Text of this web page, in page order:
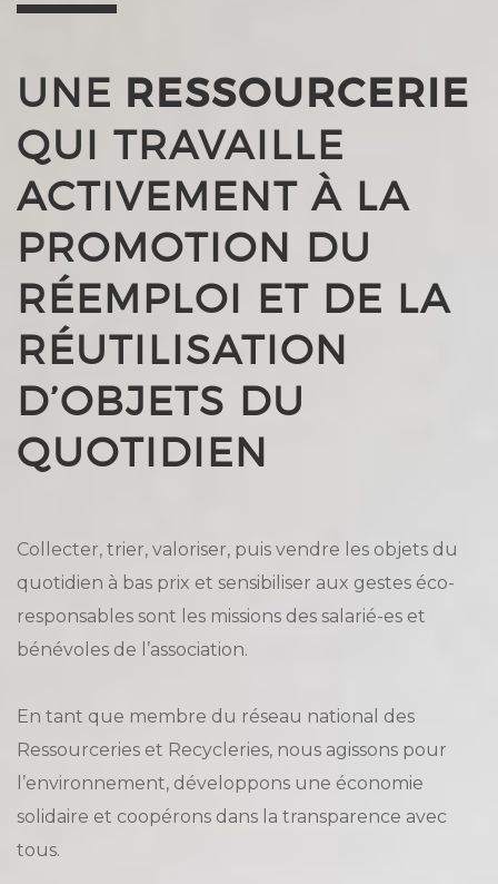
UNE RESSOURCERIE
QUI TRAVAILLE
ACTIVEMENT À LA
PROMOTION DU
RÉEMPLOI ET DE LA
RÉUTILISATION
D’OBJETS DU
QUOTIDIEN
Collecter, trier, valoriser, puis vendre les objets du
quotidien à bas prix et sensibiliser aux gestes éco-
responsables sont les missions des salarié-es et
bénévoles de l’association.
En tant que membre du réseau national des
Ressourceries et Recycleries, nous agissons pour
l’environnement, développons une économie
solidaire et coopérons dans la transparence avec
tous.